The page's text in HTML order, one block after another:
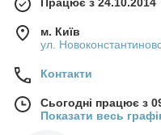
м. Київ
ул.
Контакти
Сьогодні працює з
Показати весь